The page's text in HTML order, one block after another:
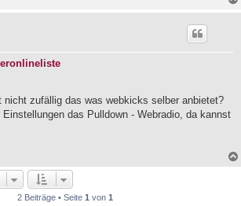
nicht zufällig das was webkicks selber anbietet?
Einstellungen das Pulldown - Webradio, da kannst
2 Beiträge • Seite 1 von 1